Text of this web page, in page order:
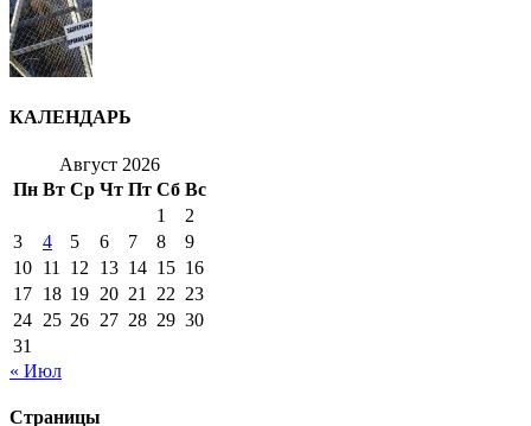
КАЛЕНДАРЬ
Август 2026
Пн Вт Ср Чт Пт Сб Вс
1
2
3
4 5 6 7 8
9
10 11 12 13 14 15 16
17 18 19 20 21 22 23
24 25 26 27 28 29 30
31
« Июл
Страницы